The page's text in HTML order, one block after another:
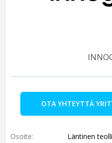
OTA YHTEYTTÄ
Osoite:
Läntinen